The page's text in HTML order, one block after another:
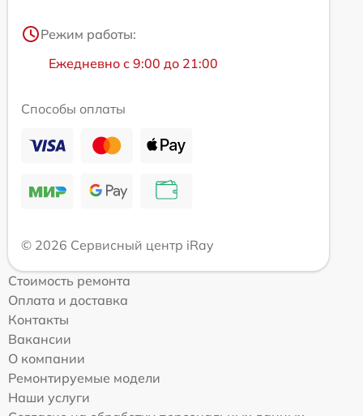
Режим работы:
Ежедневно с 9:00 до 21:00
Способы оплаты
© 2026 Сервисный центр iRay
Стоимость ремонта
Оплата и доставка
Контакты
Вакансии
О компании
Ремонтируемые модели
Наши услуги